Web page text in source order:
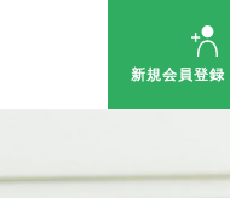
新規会員登録